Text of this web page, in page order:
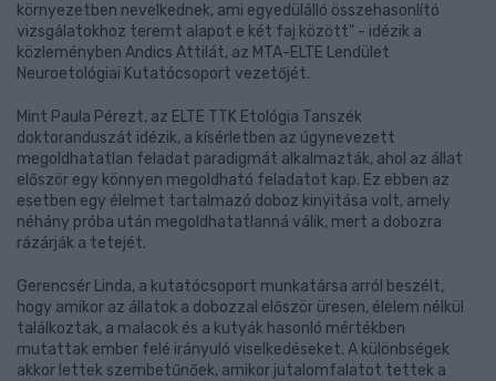
környezetben nevelkednek, ami egyedülálló összehasonlító
vizsgálatokhoz teremt alapot e két faj között" - idézik a
közleményben Andics Attilát, az MTA-ELTE Lendület
Neuroetológiai Kutatócsoport vezetőjét.
Mint Paula Pérezt, az ELTE TTK Etológia Tanszék
doktoranduszát idézik, a kísérletben az úgynevezett
megoldhatatlan feladat paradigmát alkalmazták, ahol az állat
először egy könnyen megoldható feladatot kap. Ez ebben az
esetben egy élelmet tartalmazó doboz kinyitása volt, amely
néhány próba után megoldhatatlanná válik, mert a dobozra
rázárják a tetejét.
Gerencsér Linda, a kutatócsoport munkatársa arról beszélt,
hogy amikor az állatok a dobozzal először üresen, élelem nélkül
találkoztak, a malacok és a kutyák hasonló mértékben
mutattak ember felé irányuló viselkedéseket. A különbségek
akkor lettek szembetűnőek, amikor jutalomfalatot tettek a